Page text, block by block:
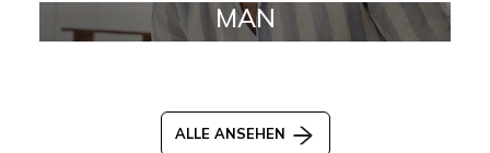
MAN
ALLE ANSEHEN